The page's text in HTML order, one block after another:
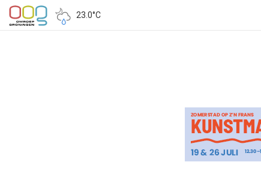
23.0°C